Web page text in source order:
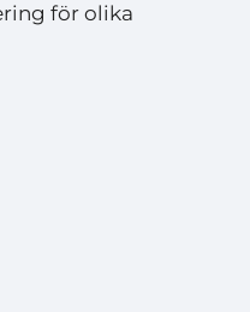
för olika